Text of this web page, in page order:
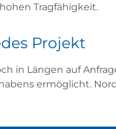
hohen Tragfähigkeit.
Projekt
in Längen auf
ermöglicht.